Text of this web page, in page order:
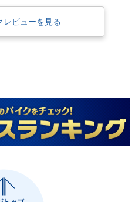
レビューを見る